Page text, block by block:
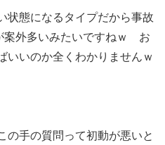
状態になるタイプだから事故
案外多いみたいですねｗ お
いいのか全くわかりませんｗ
の手の質問って初動が悪いと